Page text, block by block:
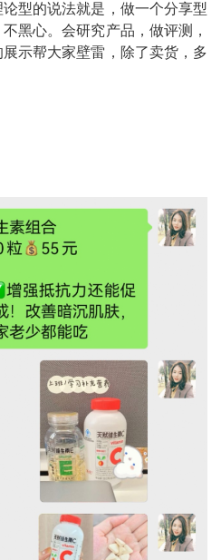
型的说法就是，做一个分享型
黑心。会研究产品，做评测，
示帮大家壁雷，除了卖货，多